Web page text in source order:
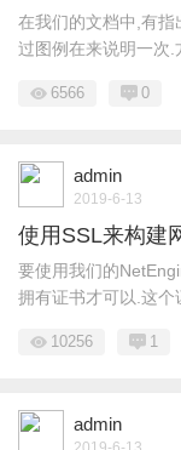
在我们的文档中,有指
过图例在来说明一次.
6566 0
admin
2019-6-13
使用SSL来构建
要使用我们的
拥有证书才可以.这个
10256 1
admin